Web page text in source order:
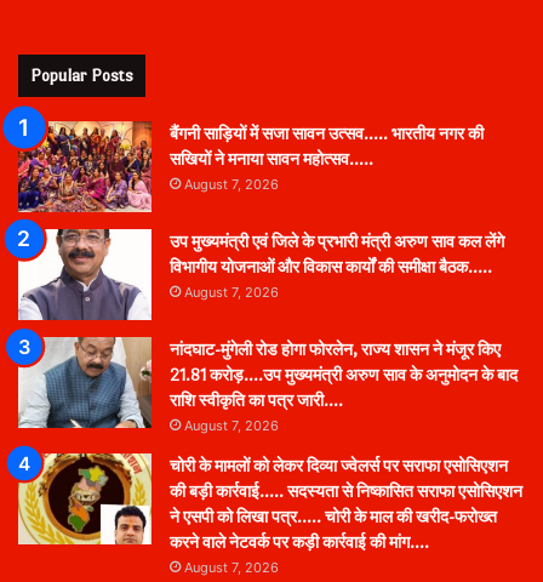
Popular Posts
बैंगनी साड़ियों में सजा सावन उत्सव….. भारतीय नगर की
सखियों ने मनाया सावन महोत्सव…..
August 7, 2026
उप मुख्यमंत्री एवं जिले के प्रभारी मंत्री अरुण साव कल लेंगे
विभागीय योजनाओं और विकास कार्यों की समीक्षा बैठक…..
August 7, 2026
नांदघाट-मुंगेली रोड होगा फोरलेन, राज्य शासन ने मंजूर किए
21.81 करोड़….उप मुख्यमंत्री अरुण साव के अनुमोदन के बाद
राशि स्वीकृति का पत्र जारी….
August 7, 2026
चोरी के मामलों को लेकर दिव्या ज्वेलर्स पर सराफा एसोसिएशन
की बड़ी कार्रवाई….. सदस्यता से निष्कासित सराफा एसोसिएशन
ने एसपी को लिखा पत्र….. चोरी के माल की खरीद-फरोख्त
करने वाले नेटवर्क पर कड़ी कार्रवाई की मांग….
August 7, 2026